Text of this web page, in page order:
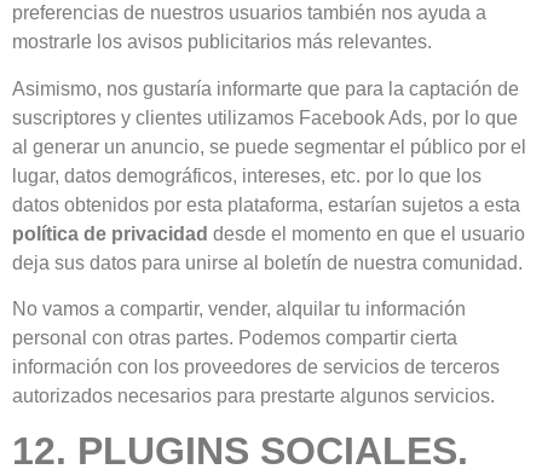
preferencias de nuestros usuarios también nos ayuda a
mostrarle los avisos publicitarios más relevantes.
Asimismo, nos gustaría informarte que para la captación de
suscriptores y clientes utilizamos Facebook Ads, por lo que
al generar un anuncio, se puede segmentar el público por el
lugar, datos demográficos, intereses, etc. por lo que los
datos obtenidos por esta plataforma, estarían sujetos a esta
política de privacidad desde el momento en que el usuario
deja sus datos para unirse al boletín de nuestra comunidad.
No vamos a compartir, vender, alquilar tu información
personal con otras partes. Podemos compartir cierta
información con los proveedores de servicios de terceros
autorizados necesarios para prestarte algunos servicios.
12. PLUGINS SOCIALES.